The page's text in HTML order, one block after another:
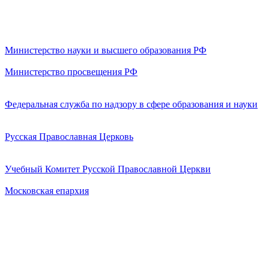
Министерство науки и высшего образования РФ
Министерство просвещения РФ
Федеральная служба по надзору в сфере образования и науки
Русская Православная Церковь
Учебный Комитет Русской Православной Церкви
Московская епархия